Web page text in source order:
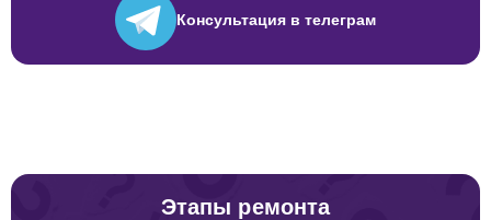
Консультация в телеграм
Этапы ремонта